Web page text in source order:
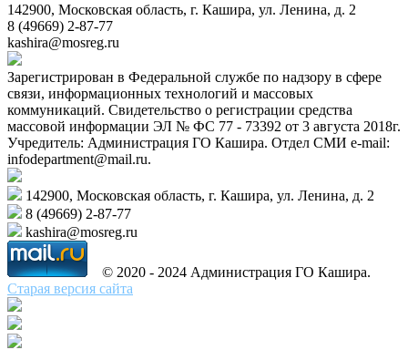
142900, Московская область, г. Кашира, ул. Ленина, д. 2
8 (49669) 2-87-77
kashira@mosreg.ru
Зарегистрирован в Федеральной службе по надзору в сфере
связи, информационных технологий и массовых
коммуникаций. Свидетельство о регистрации средства
массовой информации ЭЛ № ФС 77 - 73392 от 3 августа 2018г.
Учредитель: Администрация ГО Кашира. Отдел СМИ e-mail:
infodepartment@mail.ru.
142900, Московская область, г. Кашира, ул. Ленина, д. 2
8 (49669) 2-87-77
kashira@mosreg.ru
© 2020 - 2024 Администрация ГО Кашира.
Старая версия сайта